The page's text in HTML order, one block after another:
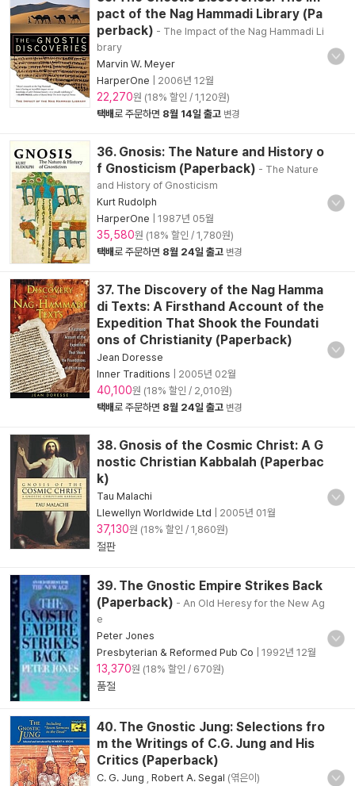
pact of the Nag Hammadi Library (Pa
perback) - The Impact of the Nag Hammadi Li
brary
Marvin W. Meyer
HarperOne
2006년 12월
22,270원 (18% 할인 / 1,120원)
택배로 주문하면 8월 14일 출고 변경
36. Gnosis: The Nature and History o
f Gnosticism (Paperback) - The Nature
and History of Gnosticism
Kurt Rudolph
HarperOne
1987년 05월
35,580원 (18% 할인 / 1,780원)
택배로 주문하면 8월 24일 출고 변경
37. The Discovery of the Nag Hamma
di Texts: A Firsthand Account of the
Expedition That Shook the Foundati
ons of Christianity (Paperback)
Jean Doresse
Inner Traditions
2005년 02월
40,100원 (18% 할인 / 2,010원)
택배로 주문하면 8월 24일 출고 변경
38. Gnosis of the Cosmic Christ: A G
nostic Christian Kabbalah (Paperbac
k)
Tau Malachi
Llewellyn Worldwide Ltd
2005년 01월
37,130원 (18% 할인 / 1,860원)
절판
39. The Gnostic Empire Strikes Back
(Paperback) - An Old Heresy for the New Ag
e
Peter Jones
Presbyterian & Reformed Pub Co
1992년 12월
13,370원 (18% 할인 / 670원)
품절
40. The Gnostic Jung: Selections fro
m the Writings of C.G. Jung and His
Critics (Paperback)
C. G. Jung Robert A. Segal (엮은이)